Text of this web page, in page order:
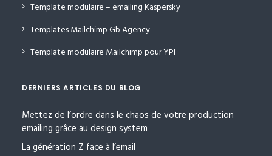
Template modulaire – emailing Kaspersky
Templates Mailchimp Gb Agency
Template modulaire Mailchimp pour YPI
DERNIERS ARTICLES DU BLOG
Mettez de l’ordre dans le chaos de votre production
emailing grâce au design system
La génération Z face à l’email